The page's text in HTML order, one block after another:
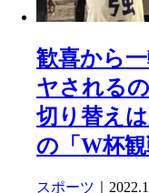
歓喜から
ヤされる
切り替え
の「W杯観
スポーツ ｜